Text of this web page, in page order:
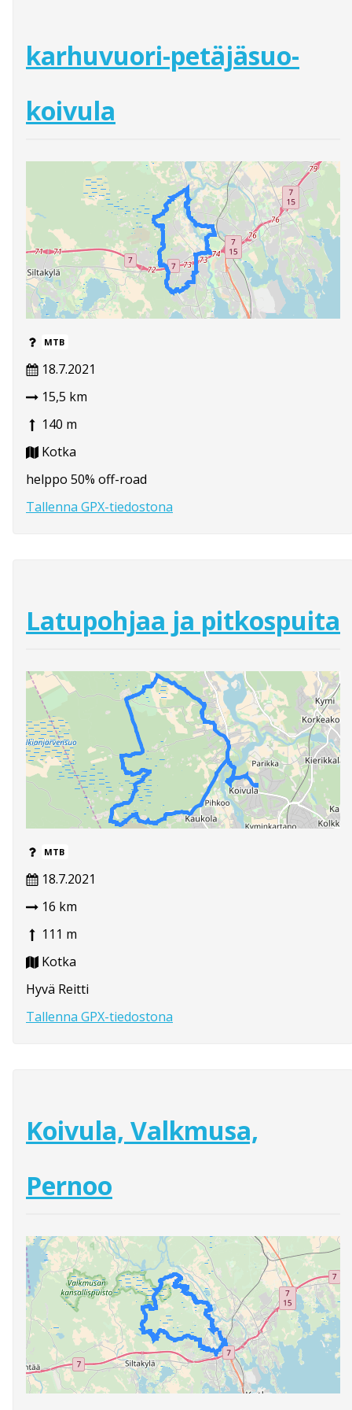
karhuvuori-petäjäsuo-
koivula
MTB
18.7.2021
15,5 km
140 m
Kotka
helppo 50% off-road
Tallenna GPX-tiedostona
Latupohjaa ja pitkospuita
MTB
18.7.2021
16 km
111 m
Kotka
Hyvä Reitti
Tallenna GPX-tiedostona
Koivula, Valkmusa,
Pernoo